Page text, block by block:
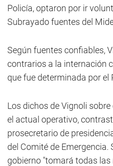
Policía, optaron por ir
Subrayado fuentes del
Según fuentes confiables,
contrarios a la internación
que fue determinada por el
Los dichos de Vignoli
el actual operativo,
prosecretario de
del Comité de Emergencia.
gobierno "tomará todas